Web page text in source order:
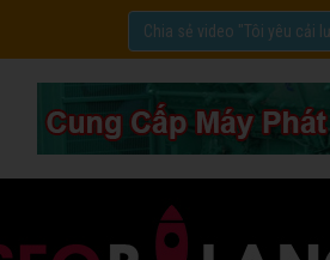
Chia sẻ video "Tôi yêu cải